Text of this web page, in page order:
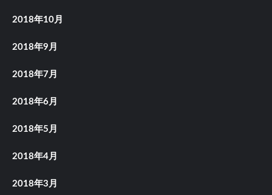
2018年10月
2018年9月
2018年7月
2018年6月
2018年5月
2018年4月
2018年3月